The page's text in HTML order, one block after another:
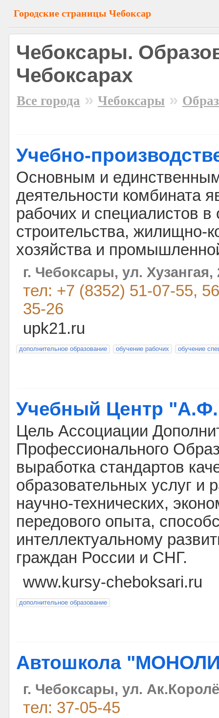
Городские страницы Чебоксар
Чебоксары.
Чебоксарах
Все города » Чебоксары »
Учебно-
Основным и
деятельности комбината
рабочих и специалистов в
строительства, жилищно-
хозяйства и
г. Чебоксары, ул. Хузангая,
тел: +7 (8352) 51-07-55,
35-26
upk21.ru
дополнительное образование обучение рабочих обучение
Учебный Центр
Цель Ассоциации
Профессионального
выработка стандартов
образовательных услуг и
научно-технических,
передового опыта,
интеллектуальному
граждан России и СНГ.
www.kursy-cheboksari.ru
дополнительное образование
Автошкола
г. Чебоксары, ул.
тел: 37-05-45